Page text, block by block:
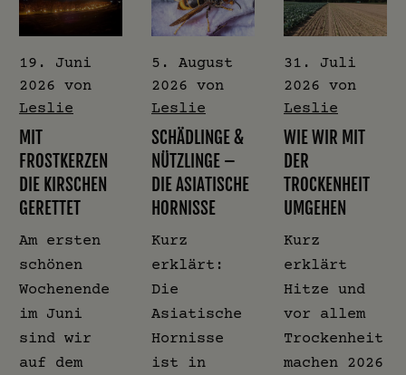
19. Juni
2026 von
Leslie
MIT
FROSTKERZEN
DIE KIRSCHEN
GERETTET
Am ersten
schönen
Wochenende
im Juni
sind wir
auf dem
5. August
2026 von
Leslie
SCHÄDLINGE &
NÜTZLINGE –
DIE ASIATISCHE
HORNISSE
Kurz
erklärt:
Die
Asiatische
Hornisse
ist in
31. Juli
2026 von
Leslie
WIE WIR MIT
DER
TROCKENHEIT
UMGEHEN
Kurz
erklärt
Hitze und
vor allem
Trockenheit
machen 2026